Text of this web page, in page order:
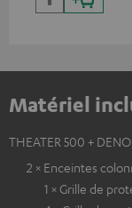
Matériel
THEATER 500 +
2 × Enceintes
1 × Grille de